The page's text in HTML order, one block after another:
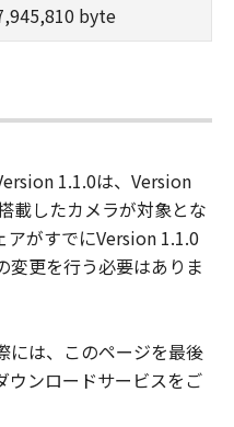
おいて使用すること
に定める場合を除
ヤノンのライセンサ
権も、明示たると黙
諾されるものではあ
」には、オープン
含まれております。
ジタルカメラ製品の
または機種仕様が記
記載されたオープ
byte
1.1.0は、Version
載したカメラが対象とな
アがすでにVersion 1.1.0
変更を行う必要はありま
には、このページを最後
ウンロードサービスをご